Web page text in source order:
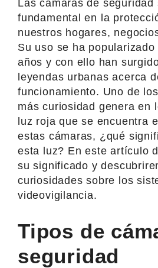
Las cámaras de seguridad
fundamental en la
nuestros hogares,
Su uso se ha
años y con ello han
leyendas urbanas acerca
funcionamiento. Uno de
más curiosidad genera en
luz roja que se encuentra
estas cámaras, ¿qué
esta luz? En este artículo
su significado y
curiosidades sobre los
videovigilancia.
Tipos de
seguridad